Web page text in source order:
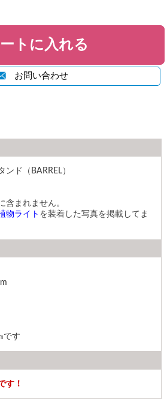
トに入れる
お問い合わせ
ド（BARREL）
まれません。
物ライト を装着した写真を掲載してま
です
す！